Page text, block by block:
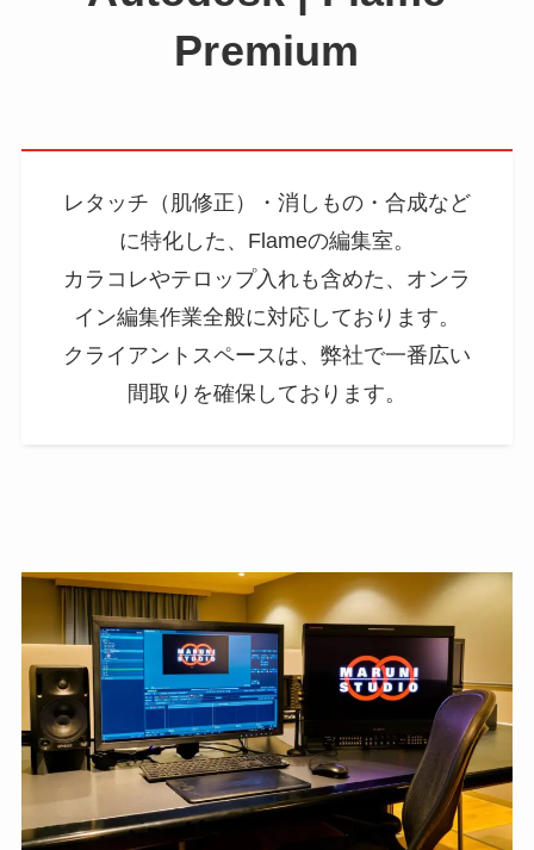
Premium
レタッチ（肌修正）・消しもの・合成など
に特化した、Flameの編集室。
カラコレやテロップ入れも含めた、オンラ
イン編集作業全般に対応しております。
クライアントスペースは、弊社で一番広い
間取りを確保しております。